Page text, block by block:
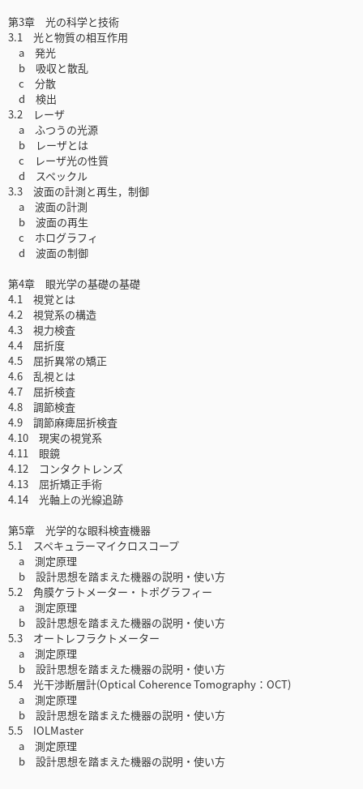
第3章 光の科学と技術
3.1 光と物質の相互作用
a 発光
b 吸収と散乱
c 分散
d 検出
3.2 レーザ
a ふつうの光源
b レーザとは
c レーザ光の性質
d スペックル
3.3 波面の計測と再生，制御
a 波面の計測
b 波面の再生
c ホログラフィ
d 波面の制御
第4章 眼光学の基礎の基礎
4.1 視覚とは
4.2 視覚系の構造
4.3 視力検査
4.4 屈折度
4.5 屈折異常の矯正
4.6 乱視とは
4.7 屈折検査
4.8 調節検査
4.9 調節麻痺屈折検査
4.10 現実の視覚系
4.11 眼鏡
4.12 コンタクトレンズ
4.13 屈折矯正手術
4.14 光軸上の光線追跡
第5章 光学的な眼科検査機器
5.1 スペキュラーマイクロスコープ
a 測定原理
b 設計思想を踏まえた機器の説明・使い方
5.2 角膜ケラトメーター・トポグラフィー
a 測定原理
b 設計思想を踏まえた機器の説明・使い方
5.3 オートレフラクトメーター
a 測定原理
b 設計思想を踏まえた機器の説明・使い方
5.4 光干渉断層計(Optical Coherence Tomography：OCT)
a 測定原理
b 設計思想を踏まえた機器の説明・使い方
5.5 IOLMaster
a 測定原理
b 設計思想を踏まえた機器の説明・使い方